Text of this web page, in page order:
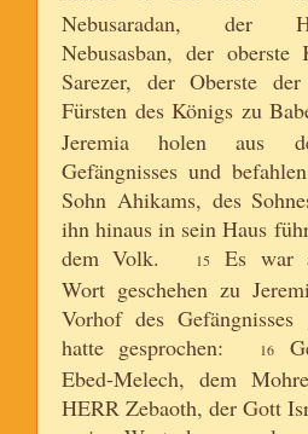
Nebusaradan, der
Nebusasban, der oberste
Sarezer, der Oberste
Fürsten des Königs zu
Jeremia holen aus
Gefängnisses und
Sohn Ahikams, des
ihn hinaus in sein Haus
dem Volk.
15
Es war
Wort geschehen zu
Vorhof des
hatte gesprochen:
16
Ebed-Melech, dem
HERR Zebaoth, der Gott